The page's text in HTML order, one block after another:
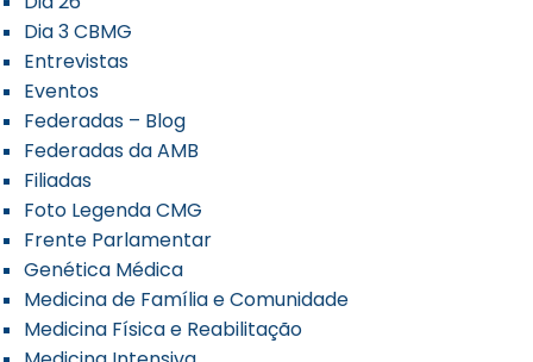
Dia 3 CBMG
Entrevistas
Eventos
Federadas – Blog
Federadas da AMB
Filiadas
Foto Legenda CMG
Frente Parlamentar
Genética Médica
Medicina de Família e Comunidade
Medicina Física e Reabilitação